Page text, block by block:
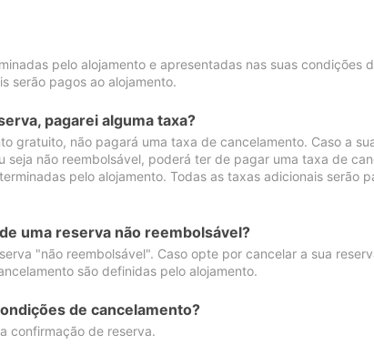
pelo alojamento e apresentadas nas suas condições
serão pagos ao alojamento.
pagarei alguma taxa?
gratuito, não pagará uma taxa de cancelamento. Caso a
seja não reembolsável, poderá ter de pagar uma taxa de
pelo alojamento. Todas as taxas adicionais serão
uma reserva não reembolsável?
"não reembolsável". Caso opte por cancelar a sua
são definidas pelo alojamento.
de cancelamento?
confirmação de reserva.